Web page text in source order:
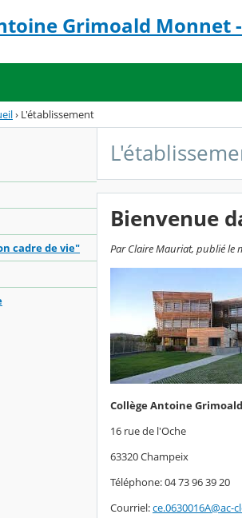
Grimoald Monnet -
› L'établissement
cadre de vie"
Bienvenue
Par Claire Mauriat, publié le
Collège Antoine
16 rue de l'Oche
63320 Champeix
Téléphone: 04 73 96 39 20
Courriel:ce.0630016A@ac-